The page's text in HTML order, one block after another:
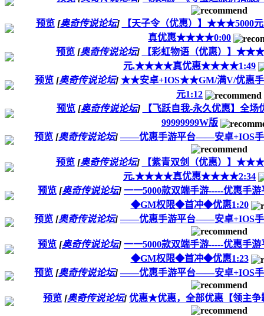
预览 [奥奇传说论坛]
【天子令（优惠）】★★★5000
真优惠★★★★0:00
预览 [奥奇传说论坛]
【彩虹物语（优惠）】
元.★★★★真优惠★★★★1:49
预览 [奥奇传说论坛] ★★安卓+IOS★★GM/满V/优惠手
元1:12
预览 [奥奇传说论坛]
【飞跃自我-永久优惠】全场
99999999W版
预览 [奥奇传说论坛] ——优惠手游平台——安卓+IOS
预览 [奥奇传说论坛]
【紫青双剑（优惠）】
元.★★★★真优惠★★★★2:34
预览 [奥奇传说论坛] 一一5000款双端手游-----优惠手
◆GM权限◆首冲◆优惠1:20
预览 [奥奇传说论坛] ——优惠手游平台——安卓+IOS
预览 [奥奇传说论坛] 一一5000款双端手游-----优惠手
◆GM权限◆首冲◆优惠1:23
预览 [奥奇传说论坛] ——优惠手游平台——安卓+IOS
预览 [奥奇传说论坛] 优惠★优惠，全部优惠【领主争